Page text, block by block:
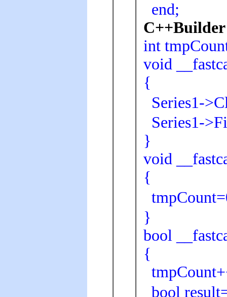
end;
int
void
{
Series1-
Series1-
}
void
{
}
bool
{
bool